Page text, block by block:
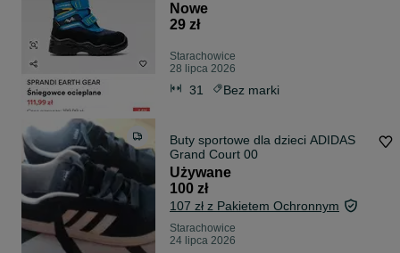
Nowe
29 zł
Starachowice
28 lipca 2026
31 Bez marki
Buty sportowe dla dzieci ADIDAS
Grand Court 00
Używane
100 zł
107 zł z Pakietem Ochronnym
Starachowice
24 lipca 2026